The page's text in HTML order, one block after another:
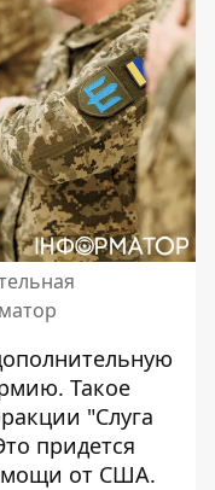
. Такое
"Слуга
придется
от США.